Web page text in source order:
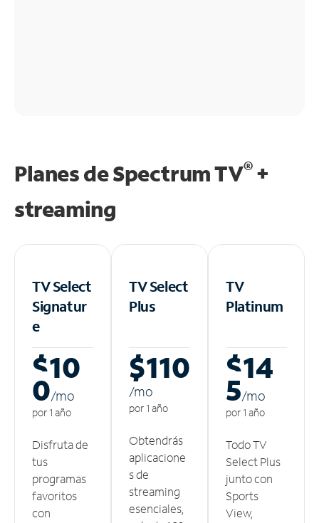
Planes de Spectrum TV®+
streaming
TV Select
Signatur
e
$10
0/mo
por 1 año
Disfruta de
tus
programas
favoritos
con
TV Select
Plus
$110
/mo
por 1 año
Obtendrás
aplicacione
s de
streaming
esenciales,
TV
Platinum
$14
5/mo
por 1 año
Todo TV
Select Plus
junto con
Sports
View,